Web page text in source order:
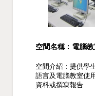
空間名稱：電腦
空間介紹：提供學
語言及電腦教室使
資料或撰寫報告